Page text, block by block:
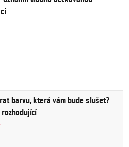
barvu, která vám bude slušet?
rozhodující